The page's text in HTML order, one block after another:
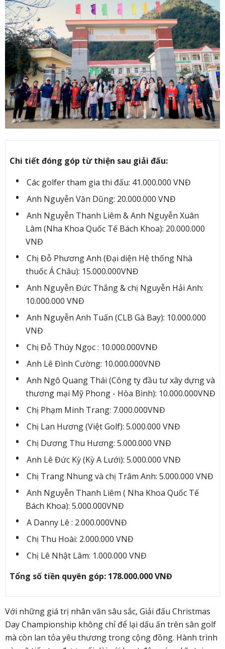
Chi tiết đóng góp từ thiện sau giải đấu:
Các golfer tham gia thi đấu: 41.000.000 VNĐ
Anh Nguyễn Văn Dũng: 20.000.000 VNĐ
Anh Nguyễn Thanh Liêm & Anh Nguyễn Xuân
Lâm (Nha Khoa Quốc Tế Bách Khoa): 20.000.000
VNĐ
Chị Đỗ Phương Anh (Đại diện Hệ thống Nhà
thuốc Á Châu): 15.000.000VNĐ
Anh Nguyễn Đức Thắng & chị Nguyễn Hải Anh:
10.000.000 VNĐ
Anh Nguyễn Anh Tuấn (CLB Gà Bay): 10.000.000
VNĐ
Chị Đỗ Thúy Ngọc : 10.000.000VNĐ
Anh Lê Đình Cường: 10.000.000VNĐ
Anh Ngô Quang Thái (Công ty đầu tư xây dựng và
thương mại Mỹ Phong - Hòa Bình): 10.000.000VNĐ
Chị Phạm Minh Trang: 7.000.000VNĐ
Chị Lan Hương (Việt Golf): 5.000.000 VNĐ
Chị Dương Thu Hương: 5.000.000 VNĐ
Anh Lê Đức Kỳ (Kỳ A Lưới): 5.000.000 VNĐ
Chị Trang Nhung và chị Trâm Anh: 5.000.000 VNĐ
Anh Nguyễn Thanh Liêm ( Nha Khoa Quốc Tế
Bách Khoa): 5.000.000VNĐ
A Danny Lê : 2.000.000VNĐ
Chị Thu Hoài: 2.000.000 VNĐ
Chị Lê Nhật Lâm: 1.000.000 VNĐ
Tổng số tiền quyên góp: 178.000.000 VNĐ
Với những giá trị nhân văn sâu sắc, Giải đấu Christmas
Day Championship không chỉ để lại dấu ấn trên sân golf
mà còn lan tỏa yêu thương trong cộng đồng. Hành trình